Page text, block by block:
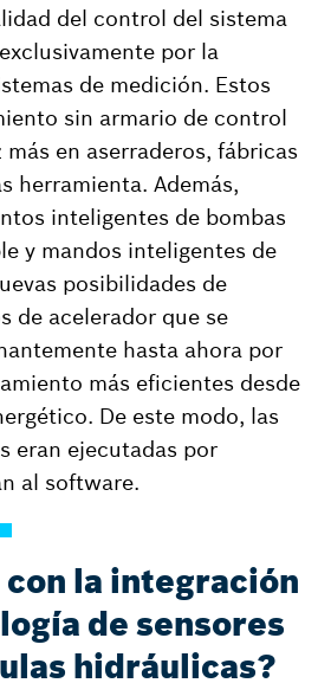
del control del sistema
por la
de medición. Estos
sin armario de control
en aserraderos, fábricas
herramienta. Además,
inteligentes de bombas
y mandos inteligentes de
posibilidades de
de acelerador que se
hasta ahora por
más eficientes desde
De este modo, las
eran ejecutadas por
al software.
con la integración
de sensores
hidráulicas?